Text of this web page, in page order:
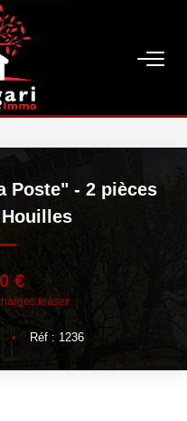
Poste" - 2 pièces
Houilles
€
• Réf : 1236